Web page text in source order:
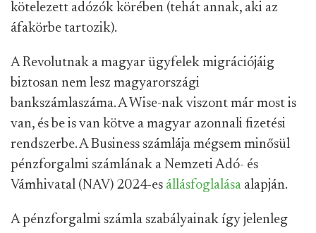
kötelezett adózók körében (tehát annak, aki az
áfakörbe tartozik).
A Revolutnak a magyar ügyfelek migrációjáig
biztosan nem lesz magyarországi
bankszámlaszáma. A Wise-nak viszont már most is
van, és be is van kötve a magyar azonnali fizetési
rendszerbe. A Business számlája mégsem minősül
pénzforgalmi számlának a Nemzeti Adó- és
Vámhivatal (NAV) 2024-es állásfoglalása alapján.
A pénzforgalmi számla szabályainak így jelenleg